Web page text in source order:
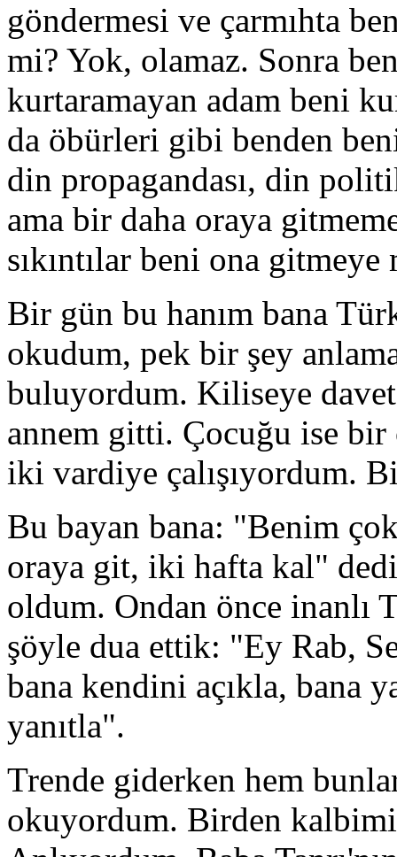
göndermesi ve çarmıhta
mi? Yok, olamaz. Sonra
kurtaramayan adam beni
da öbürleri gibi benden
din propagandası, din
ama bir daha oraya
sıkıntılar beni ona
Bir gün bu hanım bana
okudum, pek bir şey
buluyordum. Kiliseye
annem gitti. Çocuğu ise
iki vardiye çalışıyordum.
Bu bayan bana: "Benim
oraya git, iki hafta kal"
oldum. Ondan önce inanlı
şöyle dua ettik: "Ey Rab,
bana kendini açıkla, bana
yanıtla".
Trende giderken hem
okuyordum. Birden